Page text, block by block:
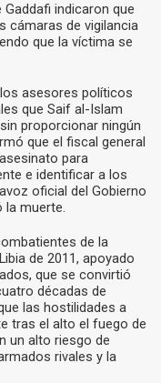
indicaron que
cámaras de vigilancia
que la víctima se
asesores políticos
que Saif al-Islam
proporcionar ningún
que el fiscal general
para
e identificar a los
oficial del Gobierno
la muerte.
de la
de 2011, apoyado
que se convirtió
décadas de
las hostilidades a
tras el alto el fuego de
un alto riesgo de
rivales y la